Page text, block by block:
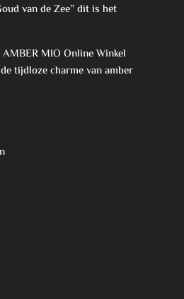
van de Zee” dit is het
MIO Online Winkel
tijdloze charme van amber